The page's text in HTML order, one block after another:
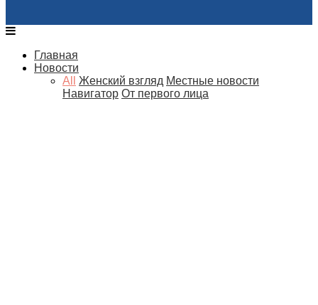
Главная
Новости
All
Женский взгляд Местные новости
Навигатор От первого лица